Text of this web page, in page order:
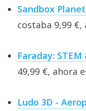
Sandbox
costaba 9,99
Faraday:
49,99 €, ahora
Ludo 3D -